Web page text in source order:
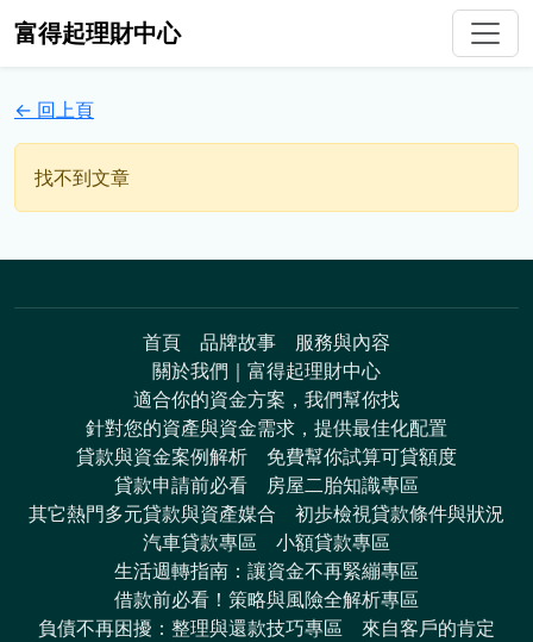
富得起理財中心
← 回上頁
找不到文章
首頁 品牌故事
服務與內容
關於我們｜富得起理財中心
適合你的資金方案，我們幫你找
針對您的資產與資金需求，提供最佳化配置
貸款與資金案例解析
免費幫你試算可貸額度
貸款申請前必看
房屋二胎知識專區
其它熱門多元貸款與資產媒合
初歩檢視貸款條件與狀況
汽車貸款專區
小額貸款專區
生活週轉指南：讓資金不再緊繃專區
借款前必看！策略與風險全解析專區
負債不再困擾：整理與還款技巧專區
來自客戶的肯定